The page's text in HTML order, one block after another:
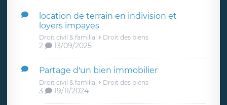
location de terrain en indivision et
loyers impayes
Droit civil & familial Droit des biens
2 13/09/2025
Partage d'un bien immobilier
Droit civil & familial Droit des biens
3 19/11/2024